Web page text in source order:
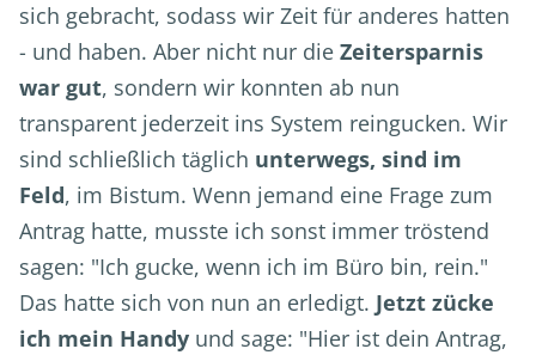
sich gebracht, sodass wir Zeit für anderes hatten
- und haben. Aber nicht nur die Zeitersparnis
war gut, sondern wir konnten ab nun
transparent jederzeit ins System reingucken. Wir
sind schließlich täglich unterwegs, sind im
Feld, im Bistum. Wenn jemand eine Frage zum
Antrag hatte, musste ich sonst immer tröstend
sagen: "Ich gucke, wenn ich im Büro bin, rein."
Das hatte sich von nun an erledigt. Jetzt zücke
ich mein Handy und sage: "Hier ist dein Antrag,